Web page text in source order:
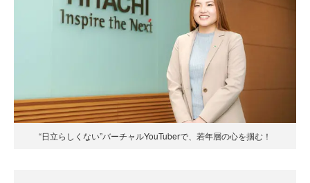
“日立らしくない”バーチャルYouTuberで、若年層の心を掴む！